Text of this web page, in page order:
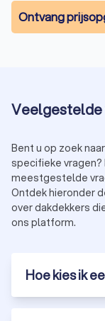
Ontvang
Veelgestelde
Bent u op zoek
specifieke
meestgestelde
Ontdek hieronder
over dakdekkers
ons platform.
Hoe kies ik